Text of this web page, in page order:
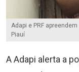
Adapi e PRF
Piauí
A Adapi alerta a